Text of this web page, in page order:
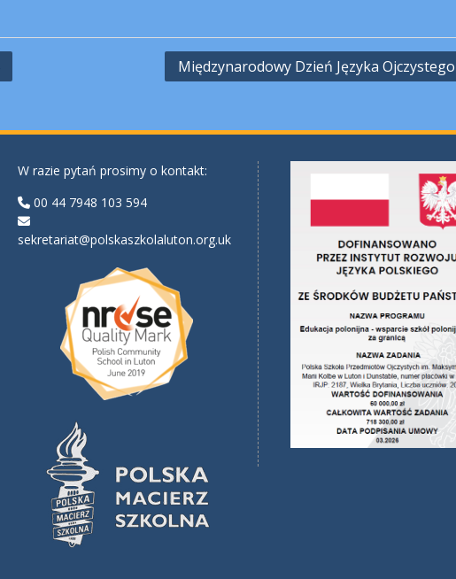
Międzynarodowy Dzień Języka
W razie pytań prosimy o kontakt:
00 44 7948 103 594
sekretariat@polskaszkolaluton.org.uk